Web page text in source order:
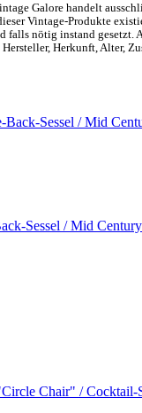
Galore handelt
Vintage-Produkte
falls nötig instand
Herkunft, Alter,
Sessel / Mid